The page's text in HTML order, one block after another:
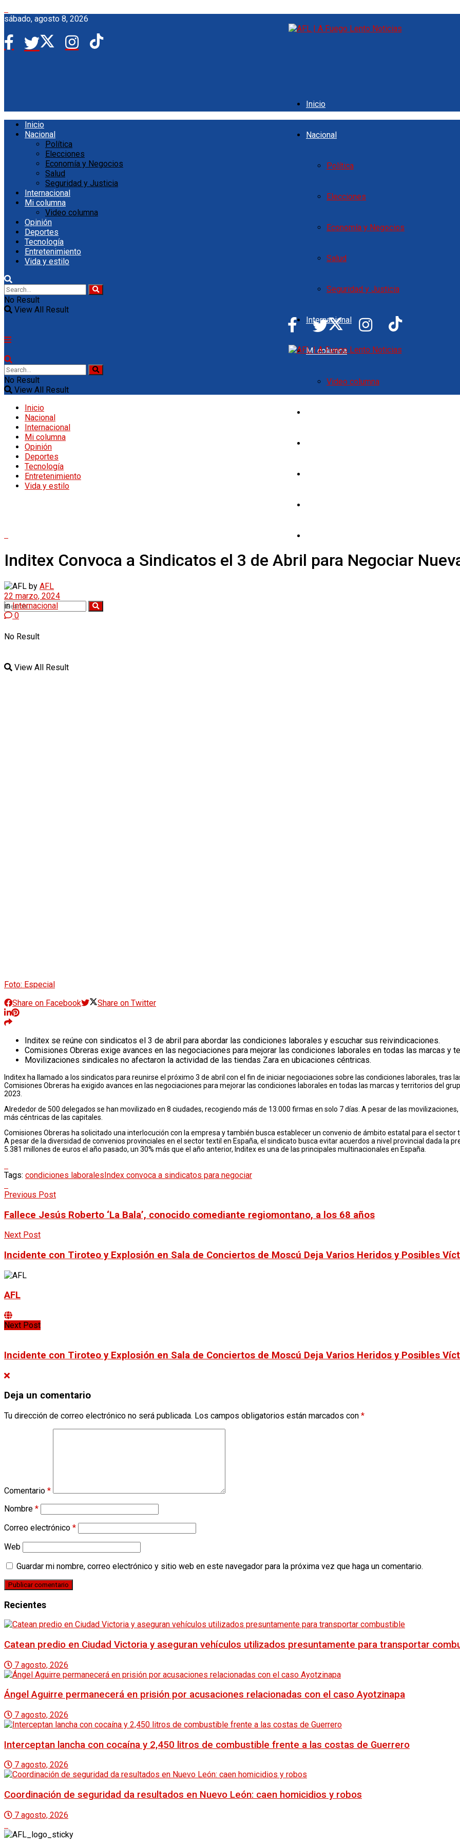
sábado, agosto 8, 2026
Inicio
Nacional
Política
Elecciones
Economía y Negocios
Salud
Seguridad y Justicia
Internacional
Mi columna
Video columna
No Result
View All Result
Inicio
Nacional
Política
Elecciones
Economía y Negocios
Salud
Seguridad y Justicia
Internacional
Mi columna
Video columna
Opinión
Deportes
Tecnología
Entretenimiento
Vida y estilo
No Result
View All Result
No Result
View All Result
Inicio
Nacional
Internacional
Mi columna
Opinión
Deportes
Tecnología
Entretenimiento
Vida y estilo
Inditex Convoca a Sindicatos el 3 de Abril para Negociar
by AFL
22 marzo, 2024
in Internacional
0
Foto: Especial
Share on Facebook
Share on Twitter
Inditex se reúne con sindicatos el 3 de abril para abordar las condiciones laborales y escuchar sus reivindicaciones.
Comisiones Obreras exige avances en las negociaciones para mejorar las condiciones laborales en todas las marcas y
Movilizaciones sindicales no afectaron la actividad de las tiendas Zara en ubicaciones céntricas.
Inditex ha llamado a los sindicatos para reunirse el próximo 3 de abril con el fin de iniciar negociaciones sobre las condiciones laborales, tras
Comisiones Obreras ha exigido avances en las negociaciones para mejorar las condiciones laborales en todas las marcas y territorios del
2023.
Alrededor de 500 delegados se han movilizado en 8 ciudades, recogiendo más de 13.000 firmas en solo 7 días. A pesar de las
más céntricas de las capitales.
Comisiones Obreras ha solicitado una interlocución con la empresa y también busca establecer un convenio de ámbito estatal para el
A pesar de la diversidad de convenios provinciales en el sector textil en España, el sindicato busca evitar acuerdos a nivel provincial dada la
5.381 millones de euros el año pasado, un 30% más que el año anterior, Inditex es una de las principales multinacionales en España.
Tags: condiciones laboralesIndex convoca a sindicatos para negociar
Previous Post
Fallece Jesús Roberto ‘La Bala’, conocido comediante regiomontano, a los 68 años
Next Post
Incidente con Tiroteo y Explosión en Sala de Conciertos de Moscú Deja Varios Heridos y Posibles
AFL
Next Post
Incidente con Tiroteo y Explosión en Sala de Conciertos de Moscú Deja Varios Heridos y Posibles
Deja un comentario
Tu dirección de correo electrónico no será publicada. Los campos obligatorios están marcados con *
Comentario *
Nombre *
Correo electrónico *
Web
Guardar mi nombre, correo electrónico y sitio web en este navegador para la próxima vez que haga un comentario.
Recientes
Catean predio en Ciudad Victoria y aseguran vehículos utilizados presuntamente para transportar
7 agosto, 2026
Ángel Aguirre permanecerá en prisión por acusaciones relacionadas con el caso Ayotzinapa
7 agosto, 2026
Interceptan lancha con cocaína y 2,450 litros de combustible frente a las costas de Guerrero
7 agosto, 2026
Coordinación de seguridad da resultados en Nuevo León: caen homicidios y robos
7 agosto, 2026